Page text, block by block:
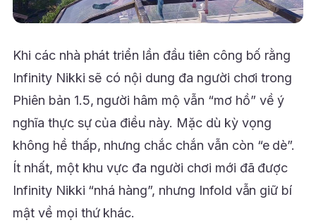
Khi các nhà phát triển lần đầu tiên công bố rằng
Infinity Nikki sẽ có nội dung đa người chơi trong
Phiên bản 1.5, người hâm mộ vẫn “mơ hồ” về ý
nghĩa thực sự của điều này. Mặc dù kỳ vọng
không hề thấp, nhưng chắc chắn vẫn còn “e dè”.
Ít nhất, một khu vực đa người chơi mới đã được
Infinity Nikki “nhá hàng”, nhưng Infold vẫn giữ bí
mật về mọi thứ khác.